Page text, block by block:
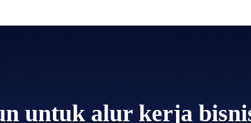
untuk alur kerja